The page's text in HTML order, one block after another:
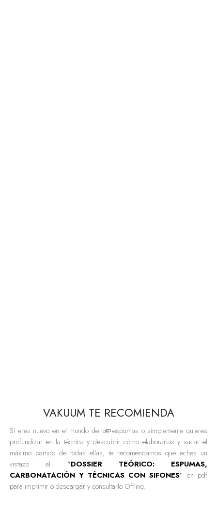
VAKUUM TE RECOMIENDA
Si eres nuevo en el mundo de las espumas o simplemente quieres
profundizar en la técnica y descubrir cómo elaborarlas y sacar el
máximo partido de todas ellas, te recomendamos que eches un
vistazo al “DOSSIER TEÓRICO: ESPUMAS,
CARBONATACIÓN Y TÉCNICAS CON SIFONES” en pdf
para imprimir o descargar y consultarlo Offline.